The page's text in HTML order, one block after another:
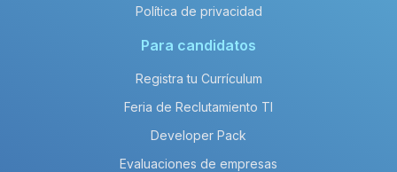
Política de privacidad
Para candidatos
Registra tu Currículum
Feria de Reclutamiento TI
Developer Pack
Evaluaciones de empresas